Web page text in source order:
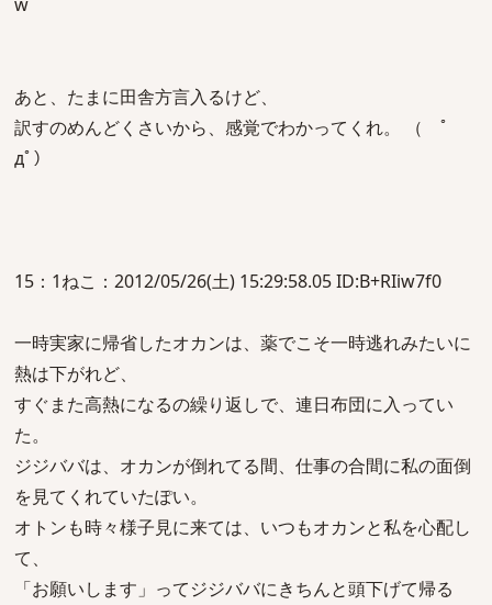
あと、たまに田舎方言入るけど、
訳すのめんどくさいから、感覚でわかってくれ。 （ ﾟ
дﾟ）
15：1ねこ：2012/05/26(土) 15:29:58.05 ID:B+RIiw7f0
一時実家に帰省したオカンは、薬でこそ一時逃れみたいに
熱は下がれど、
すぐまた高熱になるの繰り返しで、連日布団に入ってい
た。
ジジババは、オカンが倒れてる間、仕事の合間に私の面倒
を見てくれていたぽい。
オトンも時々様子見に来ては、いつもオカンと私を心配し
て、
「お願いします」ってジジババにきちんと頭下げて帰る